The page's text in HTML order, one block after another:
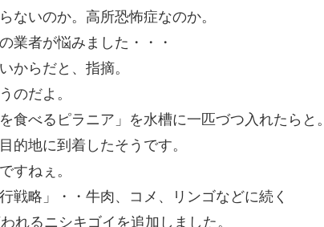
ないのか。高所恐怖症なのか。
業者が悩みました・・・
からだと、指摘。
のだよ。
食べるピラニア」を水槽に一匹づつ入れたらと。
的地に到着したそうです。
すねぇ。
戦略」・・牛肉、コメ、リンゴなどに続く
れるニシキゴイを追加しました。